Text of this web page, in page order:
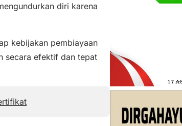
diri karena
kebijakan pembiayaan
secara efektif dan tepat